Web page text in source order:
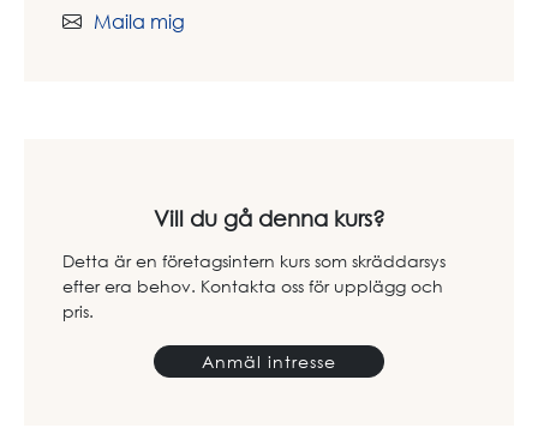
Maila mig
Vill du gå denna kurs?
Detta är en företagsintern kurs som skräddarsys
efter era behov. Kontakta oss för upplägg och
pris.
Anmäl intresse